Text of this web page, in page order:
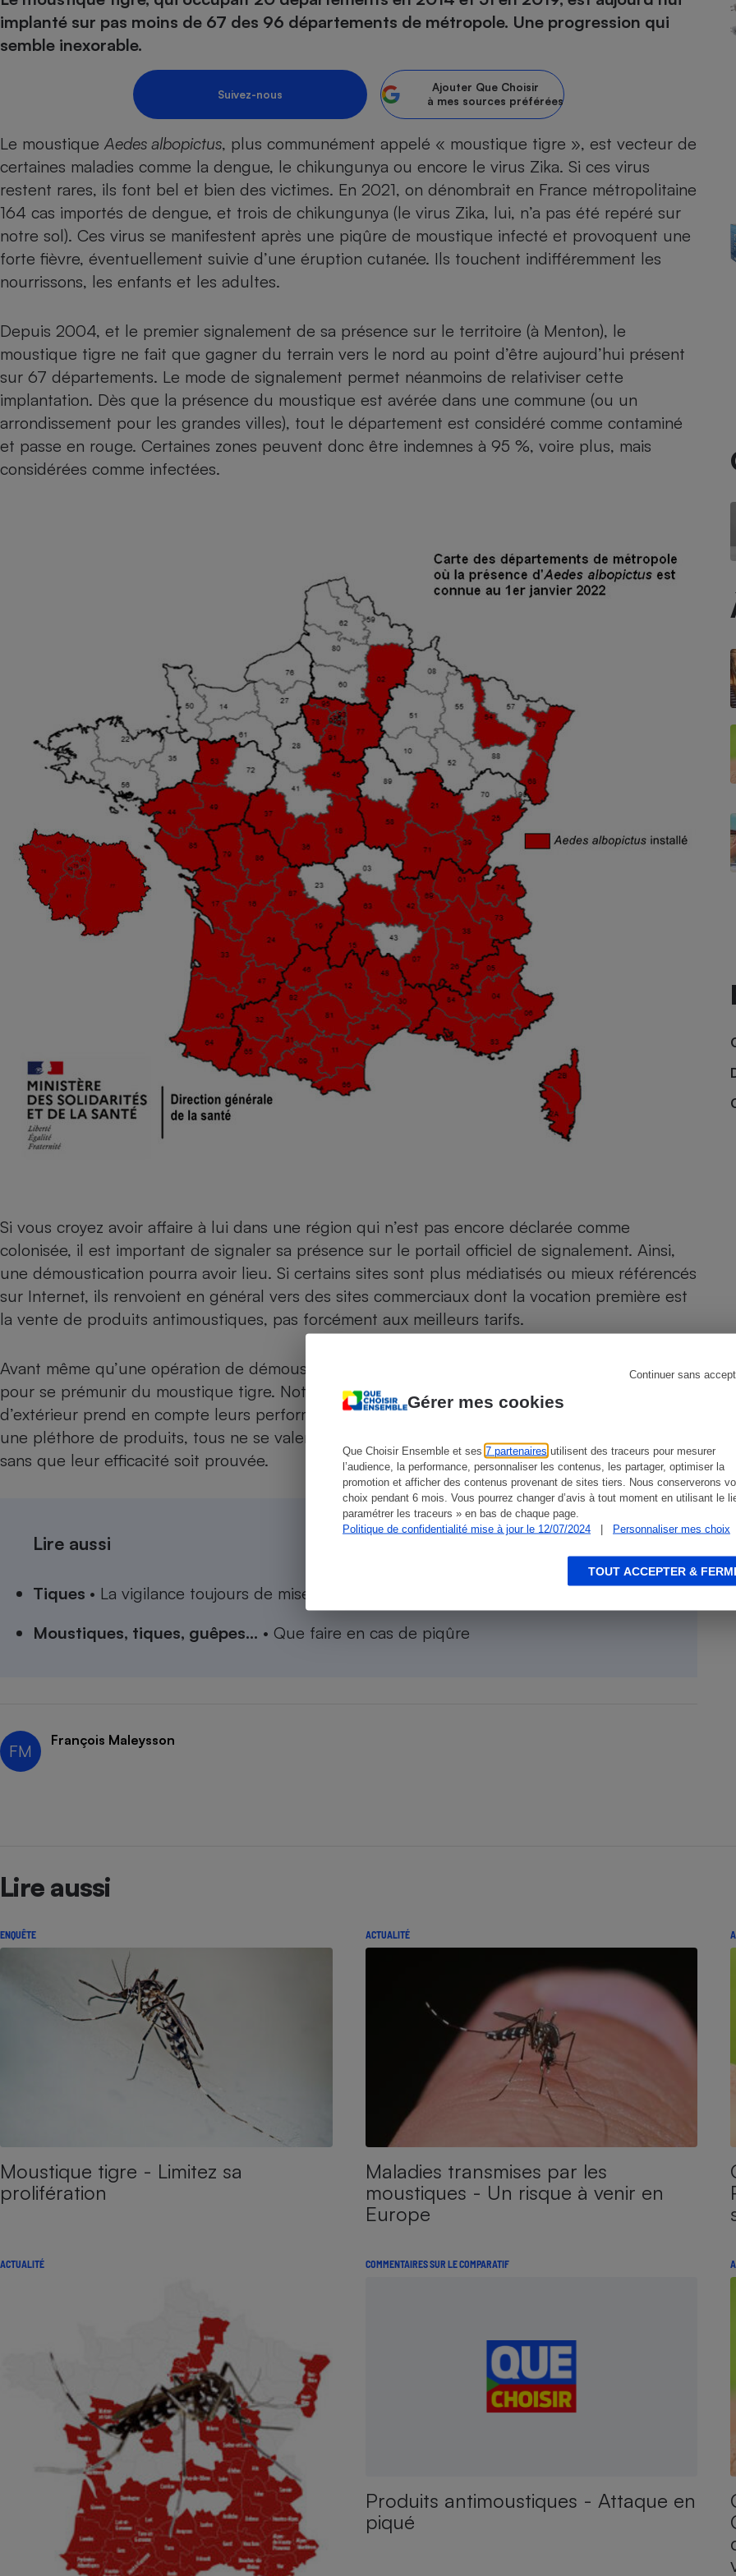
Gérer mes cookies
Que Choisir Ensemble et ses 7 partenaires utilisent des traceurs pour mesurer
l’audience, la performance, personnaliser les contenus, les partager, optimiser la
promotion et afficher des contenus provenant de sites tiers. Nous conserverons
choix pendant 6 mois. Vous pourrez changer d’avis à tout moment en utilisant le
paramétrer les traceurs » en bas de chaque page.
Politique de confidentialité mise à jour le 12/07/2024
| Personnaliser mes choix
Continuer sans
TOUT ACCEPTER &
implanté sur pas moins de 67 des 96 départements de métropole. Une progression qui
semble inexorable.
Suivez-nous
Ajouter Que Choisir
à mes sources préférées
Le moustiqueAedes albopictus, plus communément appelé « moustique tigre », est vecteur de
certaines maladies comme la dengue, le chikungunya ou encore le virus Zika. Si ces virus
restent rares, ils font bel et bien des victimes. En 2021, on dénombrait en France métropolitaine
164 cas importés de dengue, et trois de chikungunya (le virus Zika, lui, n’a pas été repéré sur
notre sol). Ces virus se manifestent après une piqûre de moustique infecté et provoquent une
forte fièvre, éventuellement suivie d’une éruption cutanée. Ils touchent indifféremment les
nourrissons, les enfants et les adultes.
Depuis 2004, et le premier signalement de sa présence sur le territoire (à Menton), le
moustique tigre ne fait que gagner du terrain vers le nord au point d’être aujourd’hui présent
sur 67 départements. Le mode de signalement permet néanmoins de relativiser cette
implantation. Dès que la présence du moustique est avérée dans une commune (ou un
arrondissement pour les grandes villes), tout le département est considéré comme contaminé
et passe en rouge. Certaines zones peuvent donc être indemnes à 95 %, voire plus, mais
considérées comme infectées.
Si vous croyez avoir affaire à lui dans une région qui n’est pas encore déclarée comme
colonisée, il est important de signaler sa présence sur le portail officiel de signalement. Ainsi,
une démoustication pourra avoir lieu. Si certains sites sont plus médiatisés ou mieux référencés
sur Internet, ils renvoient en général vers des sites commerciaux dont la vocation première est
la vente de produits antimoustiques, pas forcément aux meilleurs tarifs.
Avant même qu’une opération de démoustication puisse être organisée, il existe des produits
pour se prémunir du moustique tigre. Notre test de produits antimoustiques d’intérieur et
d’extérieur prend en compte leurs performances ainsi que les substances utilisées. S’il existe
une pléthore de produits, tous ne se valent pas et certains donnent l’illusion d’une protection
sans que leur efficacité soit prouvée.
Lire aussi
Tiques • La vigilance toujours de mise en 2022
Moustiques, tiques, guêpes… • Que faire en cas de piqûre
FM
François Maleysson
Lire aussi
ENQUÊTE
Moustique tigre - Limitez sa
prolifération
ACTUALITÉ
Maladies transmises par les
moustiques - Un risque à venir en
Europe
ACTUALITÉ COMMENTAIRES SUR LE COMPARATIF
Produits antimoustiques - Attaque en
piqué
Nutrition
Produit alimentaire
Supermarché - Drive
Complément
Foie gras
Champagne - Comment choisir une
bouteille de champagne
Banque - Crédit
Mutuelle Banque en ligne
Banque en ligne
Assurance auto
Contrôle technique - Réparation
Pièce détachée
Moto
Comparateur auto
Supermarché - Drive
Comparatif réfrigérateur-congélateur
Comparatif plaque à induction
Comparatif hotte aspirante
Comparatif climatiseur mobile
Comparatif aspirateur balai
Comparatif aspirateur traîneau
Comparatif robot cuiseur
Comparatif centrale vapeur
Gros électroménager
Petit électroménager - Ustensile
Lave-linge Lave-vaisselle
Plaque de cuisson à
induction
Four encastrable
Climatiseur -
Ventilateur
Aspirateur
Électricité - Gaz
Panneaux
photovoltaïques
Comparatif smartphone
Comparatif casque audio
Comparatif barre de son
Comparatif imprimante multifonction
Comparatif ordinateur portable
Comparatif ultrabook
Comparatif tablette tactile
Image et son
Informatique
Internet
Téléphonie
Téléviseur
Téléphone mobile -
Smartphone
Appareil photo
numérique
Antivirus
Comparatif nettoyeur haute
Comparatif tondeuse robot
Comparatif poêle à granulés
Comparatif radiateur électrique
Aménagement
Bricolage - Jardinage
Produit d'entretien
Sécurité domestique
Poêle à granulés
Radiateur électrique Électricité - Gaz
Climatiseur -
Ventilateur
Lessive
Comparateur des devis d’opticiens
Hygiène - Beauté
Maladie - Médecine - Médicament
Système de santé - Complémentaire santé
Antimoustique Crème solaire
Maison de retraite
Choisir son pellet
Comparateur assurance emprunteur
Energie Moins Chère Ensemble
Tous les comparateurs
Toutes les cartes interactives
Speedtest - Testez le débit de votre
connexion Internet
nous ?